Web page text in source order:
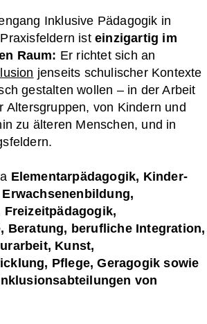
Inklusive Pädagogik in
ist einzigartig im
Raum: Er richtet sich an
jenseits schulischer Kontexte
gestalten wollen – in der Arbeit
Altersgruppen, von Kindern und
zu älteren Menschen, und in
Elementarpädagogik, Kinder-
Beratung, berufliche Integration,
Kunst,
Pflege, Geragogik sowie
von